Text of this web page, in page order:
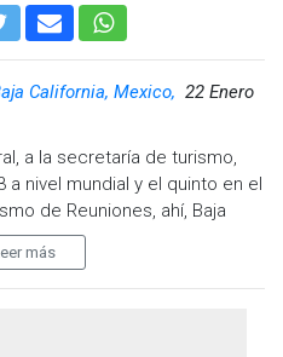
California, Mexico, 22 Enero
a la secretaría de turismo,
nivel mundial y el quinto en el
de Reuniones, ahí, Baja
Valle de Guadalupe, juegan un
para favorecer la
Valdés Romero,
Romero (Fetraex).
más